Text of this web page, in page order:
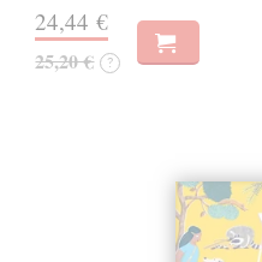
24,44 €
25,20 € ?